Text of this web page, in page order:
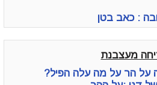
: כאב בטן
מעצבנת
על הר על מה עלה הפיל?